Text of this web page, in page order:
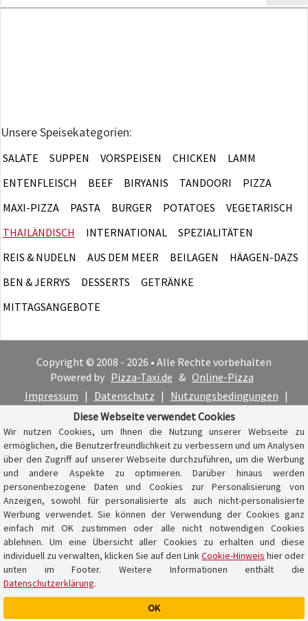
Unsere Speisekategorien:
SALATE SUPPEN VORSPEISEN CHICKEN
LAMM
ENTENFLEISCH
BEEF BIRYANIS TANDOORI
PIZZA
MAXI-PIZZA
PASTA BURGER POTATOES
VEGETARISCH
THAILÄNDISCH
INTERNATIONAL
SPEZIALITÄTEN
REIS & NUDELN
AUS DEM MEER BEILAGEN
HÄAGEN-DAZS
BEN & JERRYS
DESSERTS
GETRÄNKE
MITTAGSANGEBOTE
Copyright © 2008 - 2026 • Alle Rechte vorbehalten
Powered by Pizza-Taxi.de & Online-Pizza
Impressum | Datenschutz | Nutzungsbedingungen |
Cookie-Hinweis
Diese Webseite verwendet Cookies
Wir nutzen Cookies, um Ihnen die Nutzung unserer Webseite zu
ermöglichen, die Benutzerfreundlichkeit zu verbessern und um Analysen
über den Zugriff auf unserer Webseite durchzuführen, um die Werbung
und andere Aspekte zu optimieren. Darüber hinaus werden
personenbezogene Daten und Cookies zur Personalisierung von
Anzeigen, sowohl für personalisierte als auch nicht-personalisierte
Werbung verwendet. Sie können der Verwendung der Cookies ganz
einfach mit OK zustimmen oder alle nicht notwendigen Cookies
ablehnen. Um eine Übersicht aller Cookies zu erhalten und diese
individuell zu verwalten, klicken Sie auf den LinkCookie-Hinweis hier oder
unten im Footer. Weitere Informationen enthält die
Datenschutzerklärung.
OK